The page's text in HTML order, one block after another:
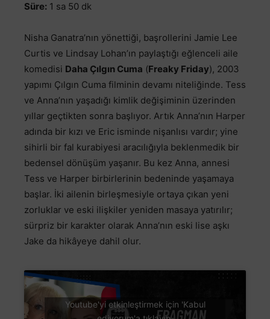
Süre: 1 sa 50 dk
Nisha Ganatra’nın yönettiği, başrollerini Jamie Lee
Curtis ve Lindsay Lohan’ın paylaştığı eğlenceli aile
komedisi Daha Çılgın Cuma (Freaky Friday), 2003
yapımı Çılgın Cuma filminin devamı niteliğinde. Tess
ve Anna’nın yaşadığı kimlik değişiminin üzerinden
yıllar geçtikten sonra başlıyor. Artık Anna’nın Harper
adında bir kızı ve Eric isminde nişanlısı vardır; yine
sihirli bir fal kurabiyesi aracılığıyla beklenmedik bir
bedensel dönüşüm yaşanır. Bu kez Anna, annesi
Tess ve Harper birbirlerinin bedeninde yaşamaya
başlar. İki ailenin birleşmesiyle ortaya çıkan yeni
zorluklar ve eski ilişkiler yeniden masaya yatırılır;
sürpriz bir karakter olarak Anna’nın eski lise aşkı
Jake da hikâyeye dahil olur.
Youtube'yi etkinleştirmek için 'Kabul